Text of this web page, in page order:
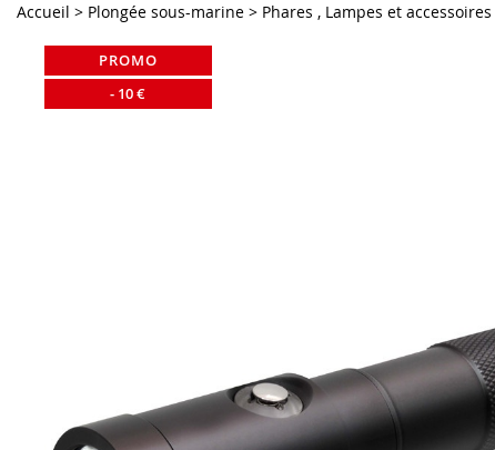
Accueil > Plongée sous-marine > Phares , Lampes et accessoires
PROMO
- 10€